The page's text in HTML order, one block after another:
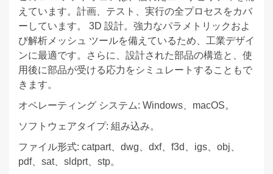
えています。計画、テスト、実行の全プロセスをカバ
ーしています。 3D 設計。強力なパラメトリックおよ
び解析メッシュ ツールを備えているため、工業デザイ
ンに最適です。さらに、設計された部品の構造と、使
用後に部品が受ける応力をシミュレートすることもで
きます。
オペレーティング システム: Windows、macOS。
ソフトウェアタイプ: 組み込み。
ファイル形式: catpart、dwg、dxf、f3d、igs、obj、
pdf、sat、sldprt、stp。